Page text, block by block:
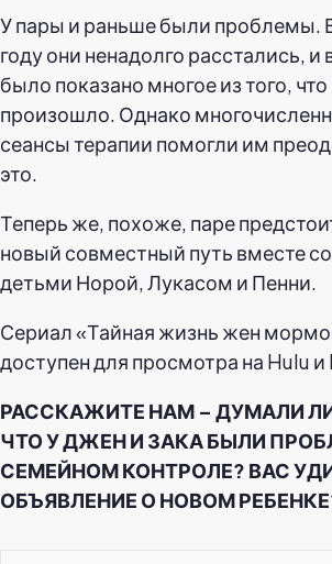
У пары и раньше были проблемы.
году они ненадолго расстались, и
было показано многое из того, что
произошло. Однако
сеансы терапии помогли им
это.
Теперь же, похоже, паре
новый совместный путь вместе
детьми Норой, Лукасом и Пенни.
Сериал «Тайная жизнь жен
доступен для просмотра на Hulu и
РАССКАЖИТЕ НАМ – ДУМАЛИ
ЧТО У ДЖЕН И ЗАКА БЫЛИ
СЕМЕЙНОМ КОНТРОЛЕ? ВАС
ОБЪЯВЛЕНИЕ О НОВОМ